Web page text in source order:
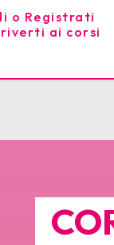
o Registrati
ai corsi